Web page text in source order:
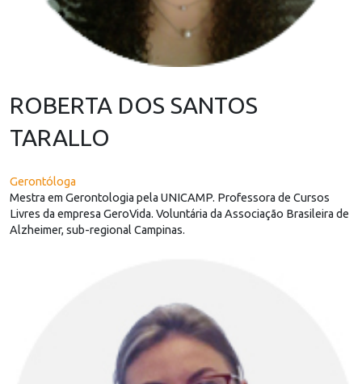
ROBERTA DOS SANTOS
TARALLO
Gerontóloga
Mestra em Gerontologia pela UNICAMP. Professora de Cursos
Livres da empresa GeroVida. Voluntária da Associação Brasileira de
Alzheimer, sub-regional Campinas.